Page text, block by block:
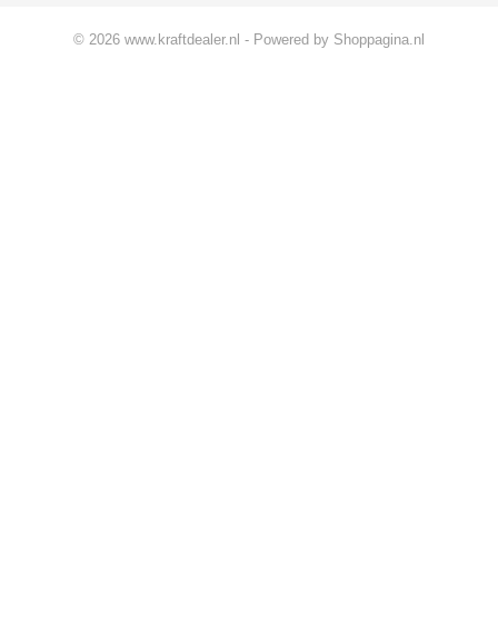
© 2026 www.kraftdealer.nl - Powered by Shoppagina.nl